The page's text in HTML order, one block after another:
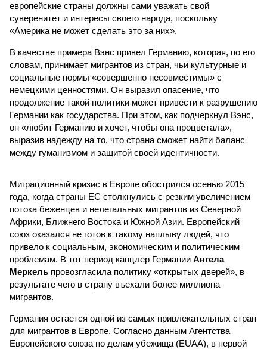
европейские страны должны сами уважать свой
суверенитет и интересы своего народа, поскольку
«Америка не может сделать это за них».
В качестве примера Вэнс привел Германию, которая, по его
словам, принимает мигрантов из стран, чьи культурные и
социальные нормы «совершенно несовместимы» с
немецкими ценностями. Он выразил опасение, что
продолжение такой политики может привести к разрушению
Германии как государства. При этом, как подчеркнул Вэнс,
он «любит Германию и хочет, чтобы она процветала»,
выразив надежду на то, что страна сможет найти баланс
между гуманизмом и защитой своей идентичности.
Миграционный кризис в Европе обострился осенью 2015
года, когда страны ЕС столкнулись с резким увеличением
потока беженцев и нелегальных мигрантов из Северной
Африки, Ближнего Востока и Южной Азии. Европейский
союз оказался не готов к такому наплыву людей, что
привело к социальным, экономическим и политическим
проблемам. В тот период канцлер Германии Ангела
Меркель провозгласила политику «открытых дверей», в
результате чего в страну въехали более миллиона
мигрантов.
Германия остается одной из самых привлекательных стран
для мигрантов в Европе. Согласно данным Агентства
Европейского союза по делам убежища (EUAA), в первой